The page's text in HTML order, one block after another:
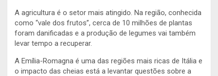
A agricultura é o setor mais atingido. Na região, conhecida
como “vale dos frutos”, cerca de 10 milhões de plantas
foram danificadas e a produção de legumes vai também
levar tempo a recuperar.
A Emília-Romagna é uma das regiões mais ricas de Itália e
o impacto das cheias está a levantar questões sobre a